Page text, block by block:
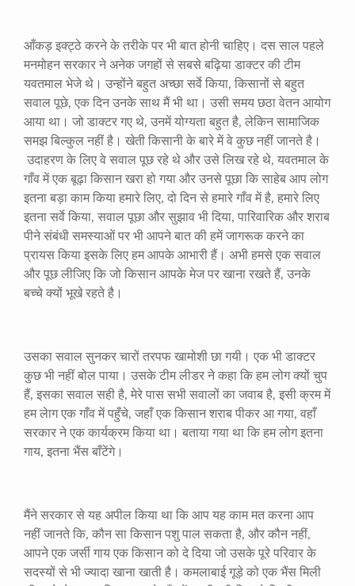
आँकड़ इक्ट्ठे करने के तरीके पर भी बात होनी चाहिए। दस साल पहले
मनमोहन सरकार ने अनेक जगहों से सबसे बढ़िया डाक्टर की टीम
यवतमाल भेजे थे। उन्होंने बहुत अच्छा सर्वे किया, किसानों से बहुत
सवाल पूछे, एक दिन उनके साथ मैं भी था। उसी समय छठा वेतन आयोग
आया था। जो डाक्टर गए थे, उनमें योग्यता बहुत है, लेकिन सामाजिक
समझ बिल्कुल नहीं है। खेती किसानी के बारे में वे कुछ नहीं जानते है।
उदाहरण के लिए वे सवाल पूछ रहे थे और उसे लिख रहे थे, यवतमाल के
गाँव में एक बूढ़ा किसान खरा हो गया और उनसे पूछा कि साहेब आप लोग
इतना बड़ा काम किया हमारे लिए, दो दिन से हमारे गाँव में है, हमारे लिए
इतना सर्वे किया, सवाल पूछा और सुझाव भी दिया, पारिवारिक और शराब
पीने संबंधी समस्याओं पर भी आपने बात की हमें जागरूक करने का
प्रायस किया इसके लिए हम आपके आभारी हैं। अभी हमसे एक सवाल
और पूछ लीजिए कि जो किसान आपके मेज पर खाना रखते हैं, उनके
बच्चे क्यों भूखे रहते है।
उसका सवाल सुनकर चारों तरपफ खामोशी छा गयी। एक भी डाक्टर
कुछ भी नहीं बोल पाया। उसके टीम लीडर ने कहा कि हम लोग क्यों चुप
हैं, इसका सवाल सही है, मेरे पास सभी सवालों का जवाब है, इसी क्रम में
हम लेाग एक गाँव में पहुँचे, जहाँ एक किसान शराब पीकर आ गया, वहाँ
सरकार ने एक कार्यक्रम किया था। बताया गया था कि हम लोग इतना
गाय, इतना भैंस बाँटेंगे।
मैंने सरकार से यह अपील किया था कि आप यह काम मत करना आप
नहीं जानते कि, कौन सा किसान पशु पाल सकता है, और कौन नहीं,
आपने एक जर्सी गाय एक किसान को दे दिया जो उसके पूरे परिवार के
सदस्यों से भी ज्यादा खाना खाती है। कमलाबाई गूड़े को एक भैंस मिली